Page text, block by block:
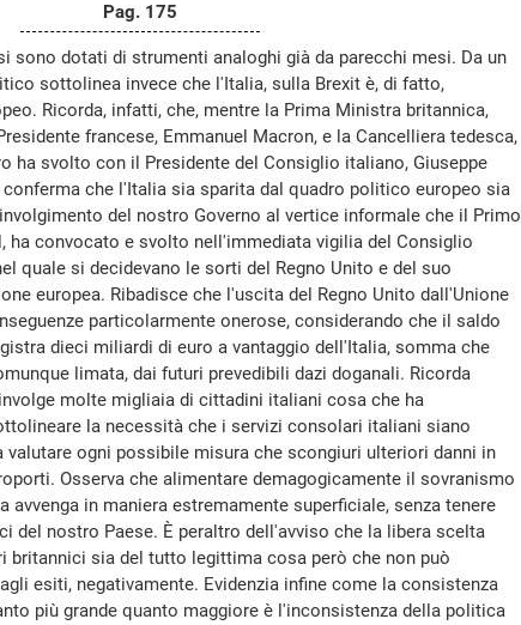
Pag. 175
sono dotati di strumenti analoghi già da parecchi mesi. Da un
sottolinea invece che l'Italia, sulla Brexit è, di fatto,
Ricorda, infatti, che, mentre la Prima Ministra britannica,
francese, Emmanuel Macron, e la Cancelliera tedesca,
ha svolto con il Presidente del Consiglio italiano, Giuseppe
che l'Italia sia sparita dal quadro politico europeo sia
del nostro Governo al vertice informale che il Primo
ha convocato e svolto nell'immediata vigilia del Consiglio
quale si decidevano le sorti del Regno Unito e del suo
europea. Ribadisce che l'uscita del Regno Unito dall'Unione
particolarmente onerose, considerando che il saldo
dieci miliardi di euro a vantaggio dell'Italia, somma che
limata, dai futuri prevedibili dazi doganali. Ricorda
molte migliaia di cittadini italiani cosa che ha
la necessità che i servizi consolari italiani siano
ogni possibile misura che scongiuri ulteriori danni in
Osserva che alimentare demagogicamente il sovranismo
avvenga in maniera estremamente superficiale, senza tenere
del nostro Paese. È peraltro dell'avviso che la libera scelta
britannici sia del tutto legittima cosa però che non può
esiti, negativamente. Evidenzia infine come la consistenza
più grande quanto maggiore è l'inconsistenza della politica